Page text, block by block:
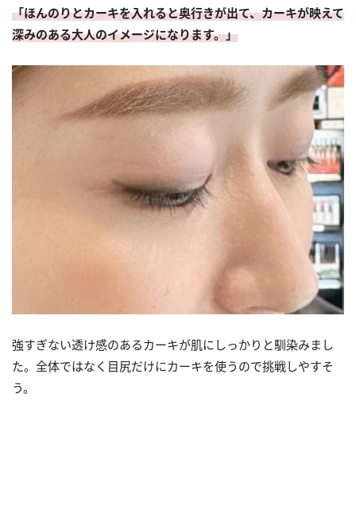
「ほんのりとカーキを入れると奥行きが出て、カーキが映えて
深みのある大人のイメージになります。」
強すぎない透け感のあるカーキが肌にしっかりと馴染みまし
た。全体ではなく目尻だけにカーキを使うので挑戦しやすそ
う。